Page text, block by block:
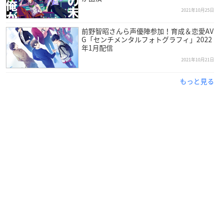
2021年10月25日
前野智昭さんら声優陣参加！育成＆恋愛AV
G「センチメンタルフォトグラフィ」2022
年1月配信
2021年10月21日
もっと見る